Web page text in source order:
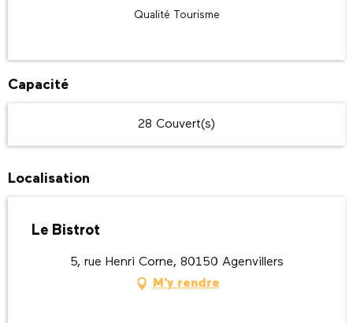
Qualité Tourisme
Capacité
28 Couvert(s)
Localisation
Le Bistrot
5, rue Henri Corne, 80150 Agenvillers
M'y rendre